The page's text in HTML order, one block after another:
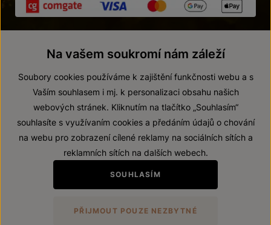
© 2026 ZNOVÍN ZNOJMO, a. s.
Prohlášení o přístupnosti
Zákaz prodeje alkoholických nápojů osobám mladším 18 let.
VytvořilwebProgress
Na vašem soukromí nám záleží
Soubory cookies používáme k zajištění funkčnosti webu a s
Vaším souhlasem i mj. k personalizaci obsahu našich
webových stránek. Kliknutím na tlačítko „Souhlasím“
souhlasíte s využívaním cookies a předáním údajů o chování
na webu pro zobrazení cílené reklamy na sociálních sítích a
reklamních sítích na dalších webech.
SOUHLASÍM
PŘIJMOUT POUZE NEZBYTNÉ